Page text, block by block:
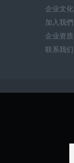
企业文化
加入我們
企业资质
联系我们